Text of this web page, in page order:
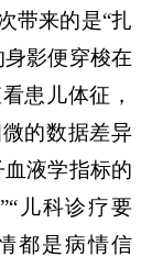
带来的是“扎
影便穿梭在
患儿体征，
的数据差异
液学指标的
儿科诊疗要
都是病情信